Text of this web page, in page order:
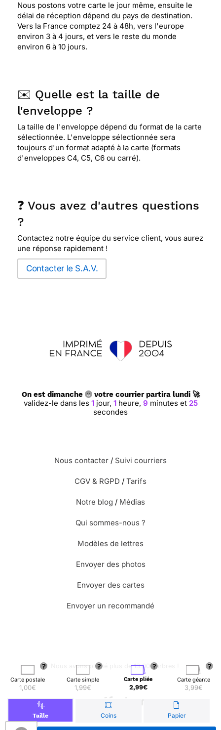
Carte postale
1,00€
Carte simple
1,99€
Carte pliée
2,99€
Carte géante
3,99€
Taille Coins Papier
Nous postons votre carte le jour même, ensuite le
délai de réception dépend du pays de destination.
Vers la France comptez 24 à 48h, vers l'europe
environ 3 à 4 jours, et vers le reste du monde
environ 6 à 10 jours.
✉️ Quelle est la taille de
l'enveloppe ?
La taille de l'enveloppe dépend du format de la carte
sélectionnée. L'enveloppe sélectionnée sera
toujours d'un format adapté à la carte (formats
d'enveloppes C4, C5, C6 ou carré).
❓ Vous avez d'autres questions
?
Contactez notre équipe du service client, vous aurez
une réponse rapidement !
Contacter le S.A.V.
On est dimanche votre courrier partira lundi 🚀
validez-le dans les 1jour, 1heure, 9 minutes et 24
secondes
Nous contacter / Suivi courriers
CGV & RGPD / Tarifs
Notre blog / Médias
Qui sommes-nous ?
Modèles de lettres
Envoyer des photos
Envoyer des cartes
Envoyer un recommandé
🌳 Nous avons planté plus de 13.000 arbres !
© Merci Facteur